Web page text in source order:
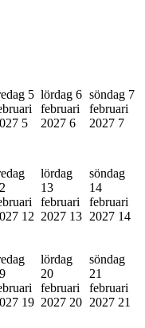
5
5
lördag 6
februari
2027 6
söndag 7
februari
2027 7
12
lördag
13
februari
2027 13
söndag
14
februari
2027 14
19
lördag
20
februari
2027 20
söndag
21
februari
2027 21